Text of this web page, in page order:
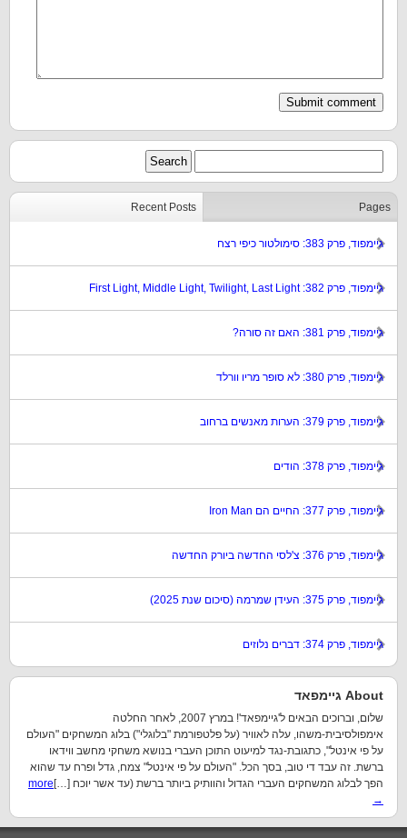
Recent Posts Pages
גיימפוד, פרק 383: סימולטור כיפי רצח
גיימפוד, פרק 382: First Light, Middle Light, Twilight, Last Light
גיימפוד, פרק 381: האם זה סורה?
גיימפוד, פרק 380: לא סופר מריו וורלד
גיימפוד, פרק 379: הערות מאנשים ברחוב
גיימפוד, פרק 378: הודים
גיימפוד, פרק 377: החיים הם Iron Man
גיימפוד, פרק 376: צ'לסי החדשה ביורק החדשה
גיימפוד, פרק 375: העידן שמרמה (סיכום שנת 2025)
גיימפוד, פרק 374: דברים נלוזים
About גיימפאד
שלום, וברוכים הבאים ל'גיימפאד'! במרץ 2007, לאחר החלטה
אימפולסיבית-משהו, עלה לאוויר (על פלטפורמת "בלוגלי") בלוג המשחקים "העולם
על פי אינטל", כתגובת-נגד למיעוט התוכן העברי בנושא משחקי מחשב ווידאו
ברשת. זה עבד די טוב, בסך הכל. "העולם על פי אינטל" צמח, גדל ופרח עד שהוא
הפך לבלוג המשחקים העברי הגדול והוותיק ביותר ברשת (עד אשר יוכח […] more
→